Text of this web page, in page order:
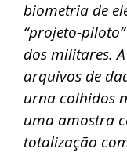
biometria de
“projeto-
dos militares.
arquivos de
urna colhidos
uma amostra
totalização